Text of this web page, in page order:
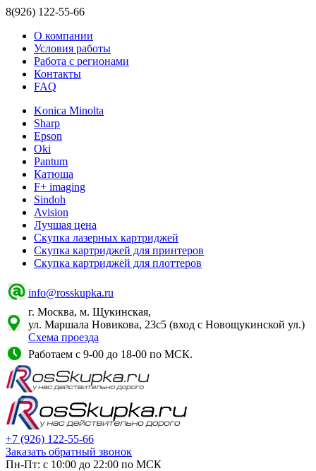
8(926) 122-55-66
О компании
Условия работы
Работа с регионами
Контакты
FAQ
Konica Minolta
Sharp
Epson
Oki
Pantum
Катюша
F+ imaging
Sindoh
Avision
Лучшая цена
Скупка лазерных картриджей
Скупка картриджей для принтеров
Скупка картриджей для плоттеров
info@rosskupka.ru
г. Москва, м. Щукинская,
ул. Маршала Новикова, 23с5 (вход с Новощукинской ул.)
Схема проезда
Работаем с 9-00 до 18-00 по МСК.
+7 (926) 122-55-66
Заказать обратный звонок
Пн-Пт: с 10:00 до 22:00 по МСК